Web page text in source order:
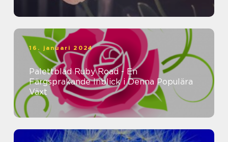
16. januari 2024
Palettblad Ruby Road - En
Färgsprakande Inblick i Denna Populära
Växt